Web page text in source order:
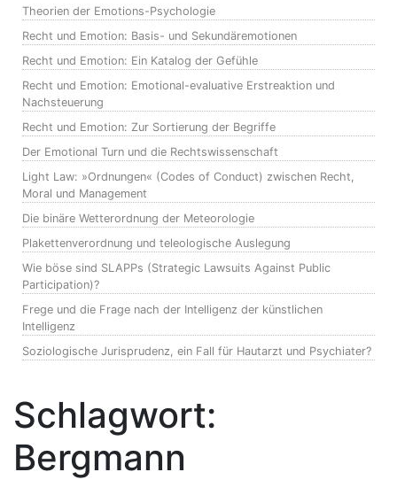
Theorien der Emotions-Psychologie
Recht und Emotion: Basis- und Sekundäremotionen
Recht und Emotion: Ein Katalog der Gefühle
Recht und Emotion: Emotional-evaluative Erstreaktion und
Nachsteuerung
Recht und Emotion: Zur Sortierung der Begriffe
Der Emotional Turn und die Rechtswissenschaft
Light Law: »Ordnungen« (Codes of Conduct) zwischen Recht,
Moral und Management
Die binäre Wetterordnung der Meteorologie
Plakettenverordnung und teleologische Auslegung
Wie böse sind SLAPPs (Strategic Lawsuits Against Public
Participation)?
Frege und die Frage nach der Intelligenz der künstlichen
Intelligenz
Soziologische Jurisprudenz, ein Fall für Hautarzt und Psychiater?
Schlagwort:
Bergmann